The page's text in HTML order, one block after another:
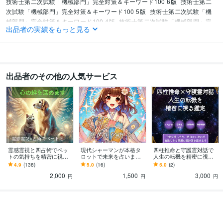
次試験「機械部門」完全対策＆キーワード100 5版 技術士第二次試験「機
械部門」完全対策＆キーワード100 4版 技術士第二次試験「機械部門」完
全対策＆キーワード100 3版 機械部門受験者のための技術士必須科目論文
事例集
得意分野
占い 霊感霊視 ヒーリング 守護霊、指導霊（ガイドさん）対話 過去生リ
ーディング 故人交信（動物も） ペンジュラム 四柱推命/西洋占星術/宿曜
教/紫微斗数 九星気学 不思議現象の調査と対策
出品者の実績をもっと見る
出品者のその他の人気サービス
霊感霊視と四占術でペッ
トの気持ちを精密に視ま
す 大切な家族の気質や本
音をロジカルに分析し絆
4.9 (138)
2,000 円
現代シャーマンが本格タ
ロットで未来を占います
日々の迷いにそっと寄り
添う本格タロット。今必
要な天からの伝言
5.0 (16)
1,500 円
四柱推命と守護霊対話で
人生の転機を精密に視ま
す 不安の根源を紐解き、
明日への一歩を支える人
5.0 (2)
3,000 円